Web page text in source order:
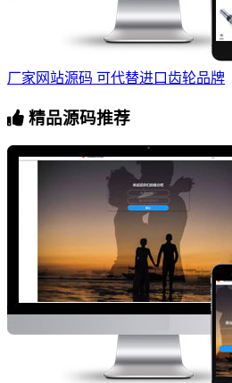
厂家网站源码 可代替进口齿轮品牌
精品源码推荐